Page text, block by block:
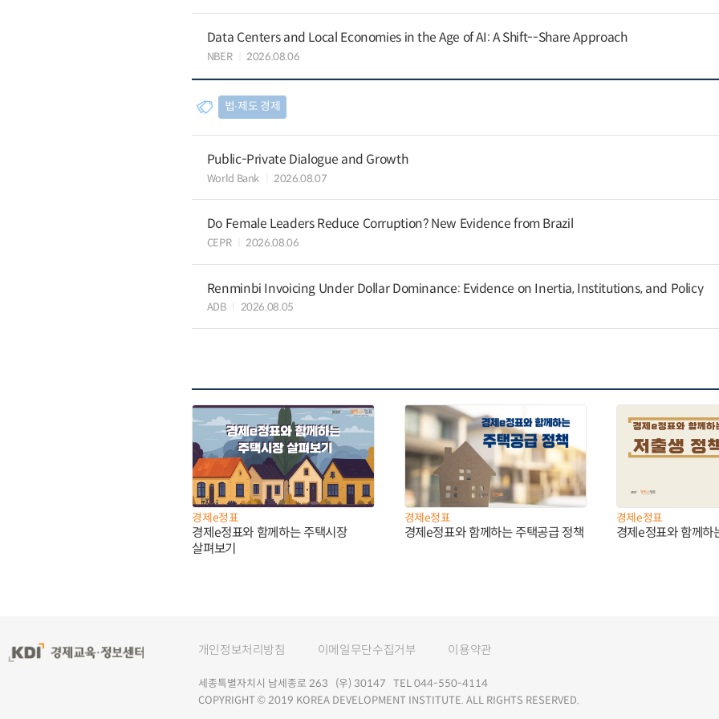
Data Centers and Local Economies in the Age of AI: A Shift--Share Approach
NBER 2026.08.06
법∙제도 경제
Public-Private Dialogue and Growth
World Bank 2026.08.07
Do Female Leaders Reduce Corruption? New Evidence from Brazil
CEPR 2026.08.06
Renminbi Invoicing Under Dollar Dominance: Evidence on Inertia, Institutions, and Policy
ADB 2026.08.05
경제e정표
경제e정표와 함께하는 주택시장
살펴보기
경제e정표
경제e정표와 함께하는 주택공급 정책
경제e정표
경제e정표와 함께하
개인정보처리방침 이메일무단수집거부 이용약관
세종특별자치시 남세종로 263 (우) 30147 TEL 044-550-4114
COPYRIGHT © 2019 KOREA DEVELOPMENT INSTITUTE. ALL RIGHTS RESERVED.